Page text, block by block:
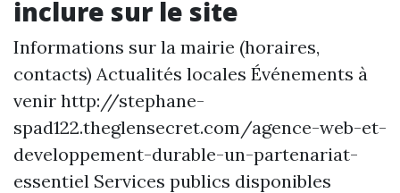
inclure sur le site
Informations sur la mairie (horaires,
contacts) Actualités locales Événements à
venir http://stephane-
spad122.theglensecret.com/agence-web-et-
developpement-durable-un-partenariat-
essentiel Services publics disponibles